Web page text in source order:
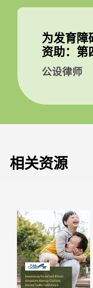
为发育障
资助：第
公设律师
相关资源